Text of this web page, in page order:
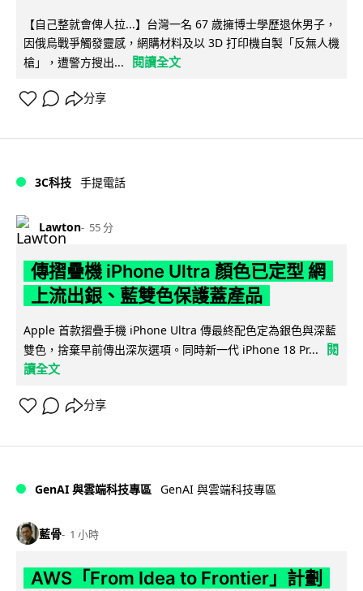
【自己整就會俾人拉...】台灣一名 67 歲擁博士學歷退休男子，
因俄烏戰爭觸發靈感，網購材料及以 3D 打印機自製「反無人機
槍」，遭警方搜出...
閱讀全文
分享
3C科技 手提電話
Lawton 55 分
傳摺疊機 iPhone Ultra 顏色已定型 網
上流出銀、藍雙色保護蓋產品
Apple 首款摺疊手機 iPhone Ultra 傳最終配色定為銀色與深藍
雙色，捨棄早前傳出深灰選項。同時新一代 iPhone 18 Pr...
閱
讀全文
分享
GenAI 與雲端科技專區 GenAI 與雲端科技專區
藍骨 1 小時
AWS「From Idea to Frontier」計劃